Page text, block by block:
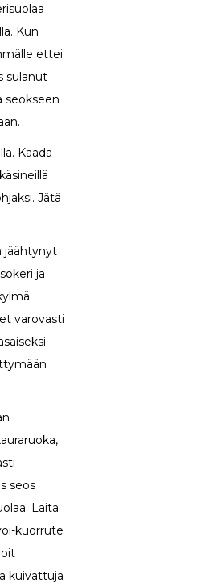
Kun
ettei
sulanut
seokseen
Kaada
Jätä
jäähtynyt
ja
varovasti
seos
Laita
kuorrute
kuivattuja